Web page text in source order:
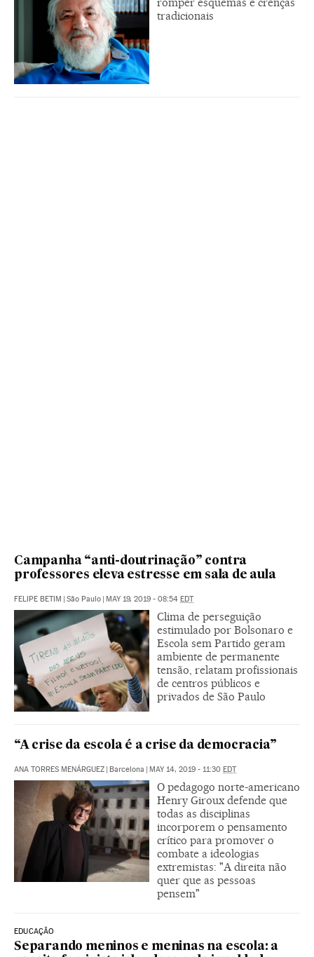
tradicionais
Campanha “anti-doutrinação” contra
professores eleva estresse em sala de aula
FELIPE BETIM | São Paulo | MAY 19, 2019 - 08:54 EDT
Clima de perseguição
estimulado por Bolsonaro e
Escola sem Partido geram
ambiente de permanente
tensão, relatam profissionais
de centros públicos e
privados de São Paulo
“A crise da escola é a crise da democracia”
ANA TORRES MENÁRGUEZ | Barcelona | MAY 14, 2019 - 11:30 EDT
O pedagogo norte-americano
Henry Giroux defende que
todas as disciplinas
incorporem o pensamento
crítico para promover o
combate a ideologias
extremistas: "A direita não
quer que as pessoas
pensem"
EDUCAÇÃO
Separando meninos e meninas na escola: a